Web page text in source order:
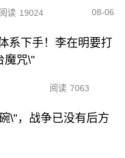
阅读 19024 08-06
系下手！李在明要打
魔咒\"
阅读 7063
\"，战争已没有后方